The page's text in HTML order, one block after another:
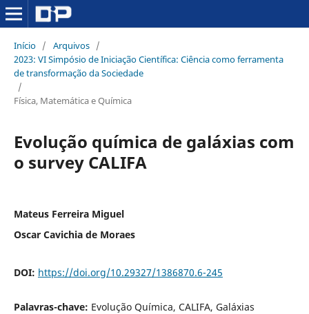
Início / Arquivos /
2023: VI Simpósio de Iniciação Científica: Ciência como ferramenta
de transformação da Sociedade
/
Física, Matemática e Química
Evolução química de galáxias com
o survey CALIFA
Mateus Ferreira Miguel
Oscar Cavichia de Moraes
DOI: https://doi.org/10.29327/1386870.6-245
Palavras-chave: Evolução Química, CALIFA, Galáxias